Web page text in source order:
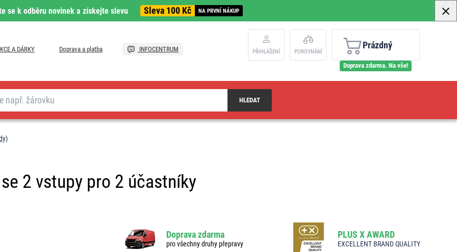
se k odběru novinek a získejte slevu Sleva 100 Kč NA PRVNÍ NÁKUP
A DÁRKY Doprava a platba INFOCENTRUM PŘIHLÁŠENÍ POROVNÁNÍ
Prázdný
Doprava zdarma. Na vše!
HLEDAT
2 vstupy pro 2 účastníky
Doprava zdarma
pro všechny druhy přepravy
PLUS X AWARD
EXCELLENT BRAND QUALITY